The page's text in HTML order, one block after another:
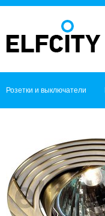
Розетки и выключатели